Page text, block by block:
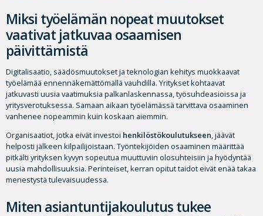
Miksi työelämän nopeat muutokset
vaativat jatkuvaa osaamisen
päivittämistä
Digitalisaatio, säädösmuutokset ja teknologian kehitys muokkaavat
työelämää ennennäkemättömällä vauhdilla. Yritykset kohtaavat
jatkuvasti uusia vaatimuksia palkanlaskennassa, työsuhdeasioissa ja
yritysverotuksessa. Samaan aikaan työelämässä tarvittava osaaminen
vanhenee nopeammin kuin koskaan aiemmin.
Organisaatiot, jotka eivät investoi henkilöstökoulutukseen, jäävät
helposti jälkeen kilpailijoistaan. Työntekijöiden osaaminen määrittää
pitkälti yrityksen kyvyn sopeutua muuttuviin olosuhteisiin ja hyödyntää
uusia mahdollisuuksia. Perinteiset, kerran opitut taidot eivät enää takaa
menestystä tulevaisuudessa.
Miten asiantuntijakoulutus tukee